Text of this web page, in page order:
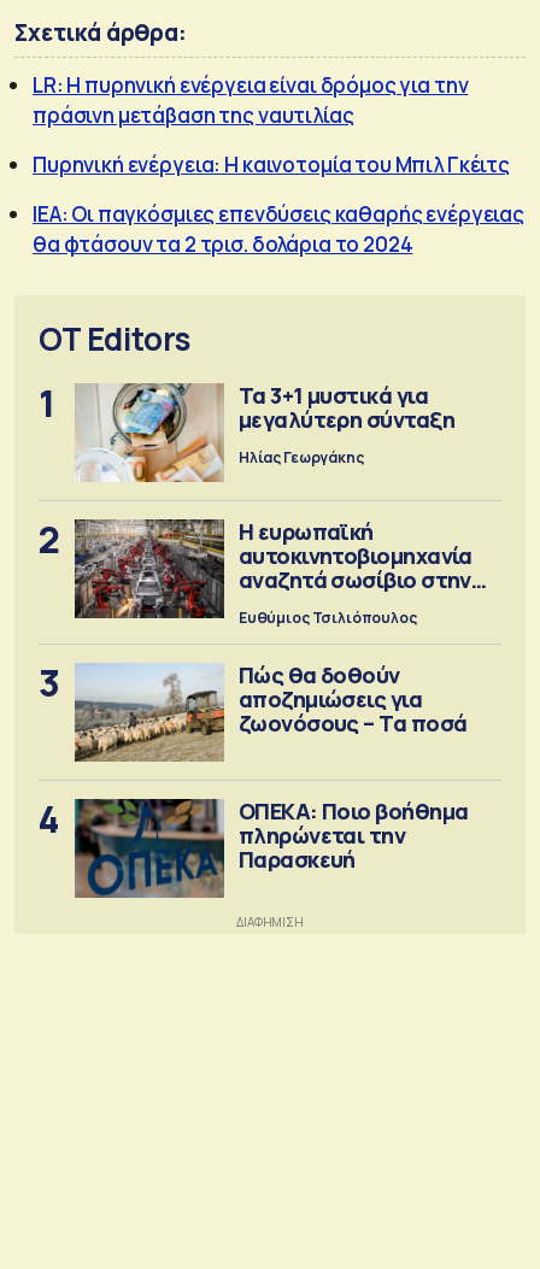
Σχετικά άρθρα:
LR: Η πυρηνική ενέργεια είναι δρόμος για την
πράσινη μετάβαση της ναυτιλίας
Πυρηνική ενέργεια: Η καινοτομία του Μπιλ Γκέιτς
ΙEA: Οι παγκόσμιες επενδύσεις καθαρής ενέργειας
θα φτάσουν τα 2 τρισ. δολάρια το 2024
OT Editors
1
Τα 3+1 μυστικά για
μεγαλύτερη σύνταξη
Ηλίας Γεωργάκης
2
Η ευρωπαϊκή
αυτοκινητοβιομηχανία
αναζητά σωσίβιο στην
Κίνα
Ευθύμιος Τσιλιόπουλος
3
Πώς θα δοθούν
αποζημιώσεις για
ζωονόσους – Τα ποσά
4
ΟΠΕΚΑ: Ποιο βοήθημα
πληρώνεται την
Παρασκευή